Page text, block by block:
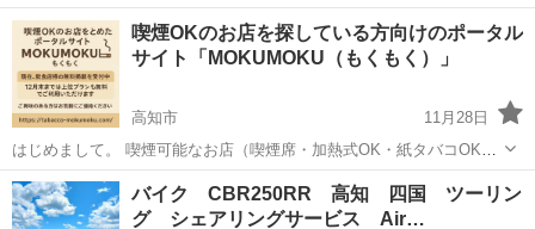
ュニア、学生、社会人、シニア層と幅広くご利用いただいており、年
間300本以上張り上げてます。 今までお付き合い中の方、初めてご依
頼される方も、お気軽にメッセー...
高知 高知市 その他 張替
喫煙OKのお店を探している方向けのポータル
サイト「MOKUMOKU（もくもく）」
高知市
11月28日
はじめまして。 喫煙可能なお店（喫煙席・加熱式OK・紙タバコOKな
ど）だけをまとめた 「MOKUMOKU（もくもく）」 というポータルサ
イトを運営しています。 最近、喫煙できる飲食店が全国的に減ってお
り、 「吸え...
高知 高知市 その他 無料
バイク CBR250RR 高知 四国 ツーリン
グ シェアリングサービス Air…